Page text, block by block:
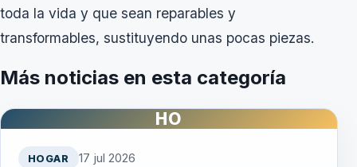
toda la vida y que sean reparables y
transformables, sustituyendo unas pocas piezas.
Más noticias en esta categoría
HO
HOGAR 17 jul 2026